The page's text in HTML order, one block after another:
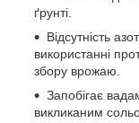
ґрунті.
Відсутність
використанні
збору врожаю.
Запобігає
викликаним